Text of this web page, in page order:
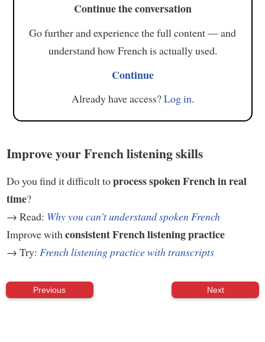
Continue the conversation
Go further and experience the full content — and
understand how French is actually used.
Continue
Already have access?Log in.
Improve your French listening skills
Do you find it difficult toprocess spoken French in real
time?
→ Read: Why you can't understand spoken French
Improve with consistent French listening practice
→ Try: French listening practice with transcripts
Previous Next